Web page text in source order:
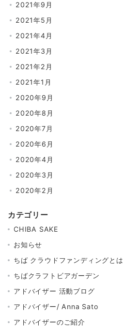
2021年9月
2021年5月
2021年4月
2021年3月
2021年2月
2021年1月
2020年9月
2020年8月
2020年7月
2020年6月
2020年4月
2020年3月
2020年2月
カテゴリー
CHIBA SAKE
お知らせ
ちば クラウドファンディングとは
ちばクラフトビアガーデン
アドバイザー 活動ブログ
アドバイザー/ Anna Sato
アドバイザーのご紹介